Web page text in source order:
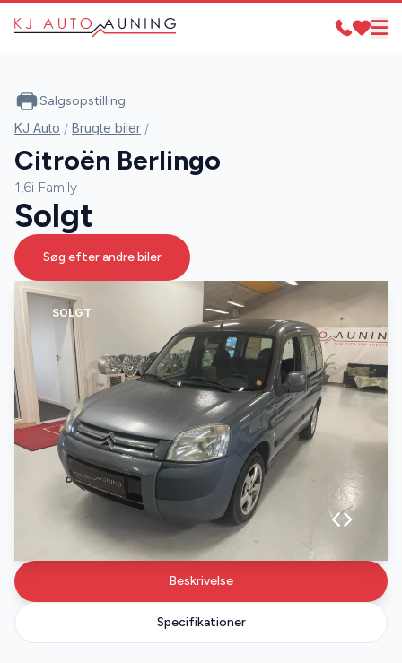
SOLGT
Specifikationer
Beskrivelse
Salgsopstilling
KJ Auto / Brugte biler /
Citroën Berlingo
1,6i Family
Solgt
Søg efter andre biler